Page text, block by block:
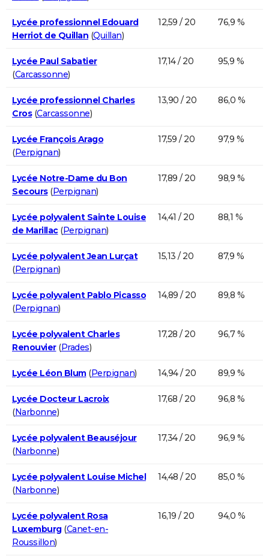
Lycée professionnel Edouard
Herriot de Quillan (Quillan)
12,59 / 20 76,9 %
Lycée Paul Sabatier
(Carcassonne)
17,14 / 20 95,9 %
Lycée professionnel Charles
Cros(Carcassonne)
13,90 / 20 86,0 %
Lycée François Arago
(Perpignan)
17,59 / 20 97,9 %
Lycée Notre-Dame du Bon
Secours(Perpignan)
17,89 / 20 98,9 %
Lycée polyvalent Sainte Louise
de Marillac(Perpignan)
14,41 / 20 88,1 %
Lycée polyvalent Jean Lurçat
(Perpignan)
15,13 / 20 87,9 %
Lycée polyvalent Pablo Picasso
(Perpignan)
14,89 / 20 89,8 %
Lycée polyvalent Charles
Renouvier(Prades)
17,28 / 20 96,7 %
Lycée Léon Blum(Perpignan) 14,94 / 20 89,9 %
Lycée Docteur Lacroix
(Narbonne)
17,68 / 20 96,8 %
Lycée polyvalent Beauséjour
(Narbonne)
17,34 / 20 96,9 %
Lycée polyvalent Louise Michel
(Narbonne)
14,48 / 20 85,0 %
Lycée polyvalent Rosa
Luxemburg(Canet-en-
Roussillon)
16,19 / 20 94,0 %